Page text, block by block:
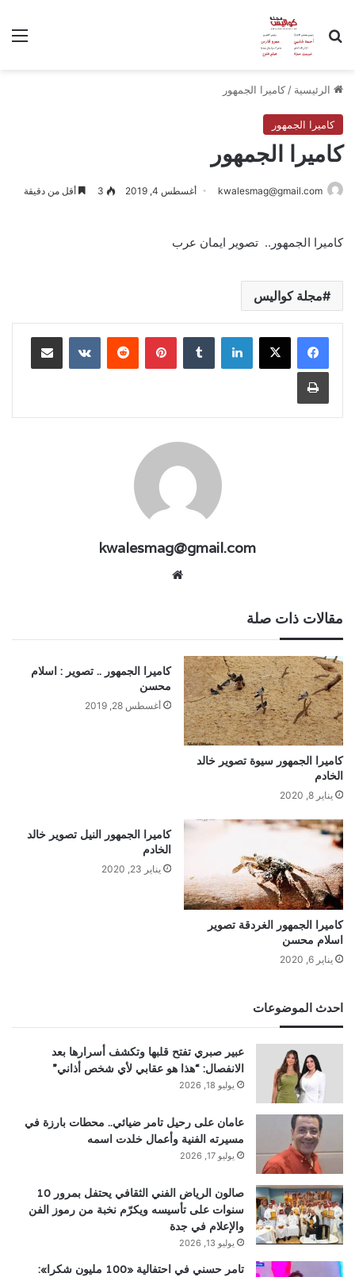
بحث عن
الرئيسية / كاميرا الجمهور
كاميرا الجمهور
كاميرا الجمهور
kwalesmag@gmail.com أغسطس 4, 2019 3 أقل من دقيقة
كاميرا الجمهور.. تصوير ايمان عرب
مجلة كواليس
لينكدإن بينتيريست مشاركة عبر البريد
طباعة
kwalesmag@gmail.com
مقالات ذات صلة
كاميرا الجمهور سيوة تصوير خالد
الخادم
يناير 8, 2020
كاميرا الجمهور .. تصوير : اسلام
محسن
أغسطس 28, 2019
كاميرا الجمهور الغردقة تصوير
اسلام محسن
يناير 6, 2020
كاميرا الجمهور النيل تصوير خالد
الخادم
يناير 23, 2020
احدث الموضوعات
عبير صبري تفتح قلبها وتكشف أسرارها بعد
الانفصال: “هذا هو عقابي لأي شخص أذاني”
يوليو 18, 2026
عامان على رحيل تامر ضيائي.. محطات بارزة في
مسيرته الفنية وأعمال خلدت اسمه
يوليو 17, 2026
صالون الرياض الفني الثقافي يحتفل بمرور 10
سنوات على تأسيسه ويكرّم نخبة من رموز الفن
والإعلام في جدة
يوليو 13, 2026
تامر حسني في احتفالية «100 مليون شكرا»: